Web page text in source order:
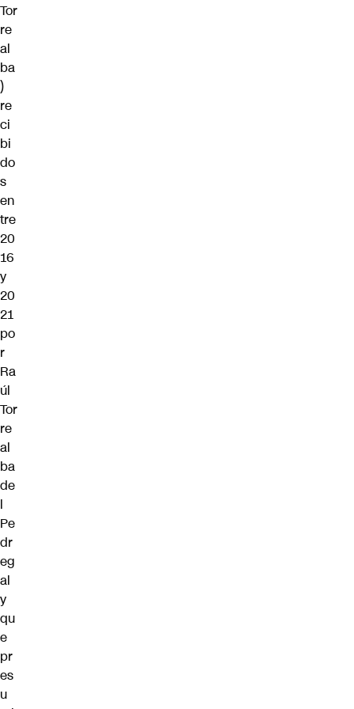
Tor
re
al
ba
)
re
ci
bi
do
s
en
tre
20
16
y
20
21
po
r
Ra
úl
Tor
re
al
ba
de
l
Pe
dr
eg
al
y
qu
e
pr
es
u